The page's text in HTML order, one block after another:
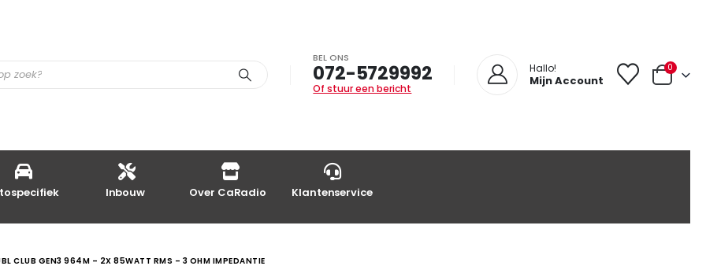
BEL ONS
072-5729992
Of stuur een bericht
Hallo!
Mijn Account
0
Inbouw Over CaRadio Klantenservice
CLUB GEN3 964M – 2X 85WATT RMS – 3 OHM IMPEDANTIE